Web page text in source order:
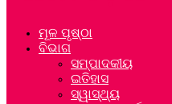
ମୂଳ ପୃଷ୍ଠା
ବିଭାଗ
ସମ୍ପାଦକୀୟ
ଇତିହାସ
ସ୍ୱାସ୍ଥ୍ୟ